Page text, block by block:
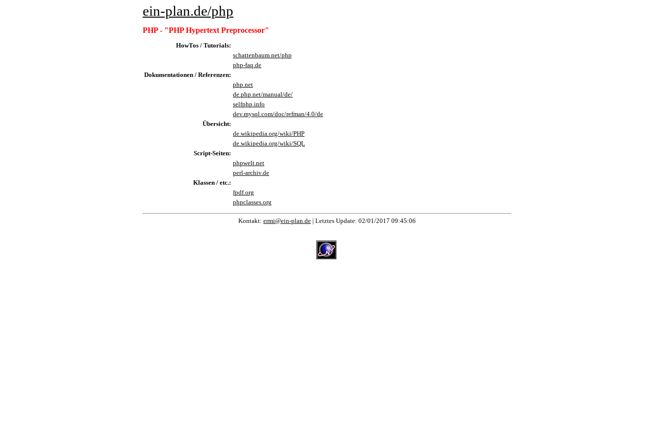
ein-plan.de/php
PHP - "PHP Hypertext Preprocessor"
HowTos / Tutorials:
schattenbaum.net/php
php-faq.de
Dokumentationen / Referenzen:
php.net
de.php.net/manual/de/
selfphp.info
dev.mysql.com/doc/refman/4.0/de
Übersicht:
de.wikipedia.org/wiki/PHP
de.wikipedia.org/wiki/SQL
Script-Seiten:
phpwelt.net
perl-archiv.de
Klassen / etc.:
fpdf.org
phpclasses.org
Kontakt: ermi@ein-plan.de | Letztes Update: 02/01/2017 09:45:06